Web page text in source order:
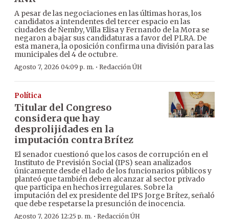
A pesar de las negociaciones en las últimas horas, los
candidatos a intendentes del tercer espacio en las
ciudades de Ñemby, Villa Elisa y Fernando de la Mora se
negaron a bajar sus candidaturas a favor del PLRA. De
esta manera, la oposición confirma una división para las
municipales del 4 de octubre.
Agosto 7, 2026 04:09 p. m. · Redacción ÚH
Política
Titular del Congreso
considera que hay
desprolijidades en la
imputación contra Brítez
El senador cuestionó que los casos de corrupción en el
Instituto de Previsión Social (IPS) sean analizados
únicamente desde el lado de los funcionarios públicos y
planteó que también deben alcanzar al sector privado
que participa en hechos irregulares. Sobre la
imputación del ex presidente del IPS Jorge Brítez, señaló
que debe respetarse la presunción de inocencia.
Agosto 7, 2026 12:25 p. m. · Redacción ÚH